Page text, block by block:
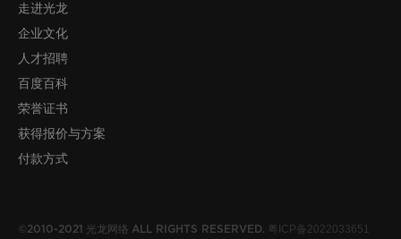
走进光龙
企业文化
人才招聘
百度百科
荣誉证书
获得报价与方案
付款方式
©2010-2021 光龙网络 ALL RIGHTS RESERVED. 粤ICP备2022033651